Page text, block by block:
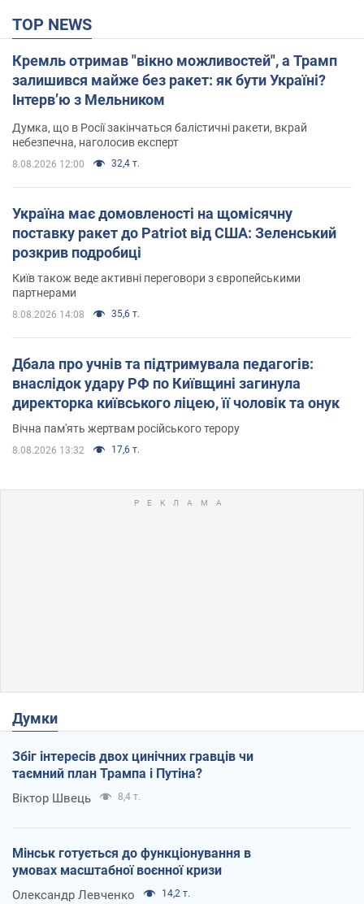
TOP NEWS
Кремль отримав "вікно можливостей", а Трамп
залишився майже без ракет: як бути Україні?
Інтерв’ю з Мельником
Думка, що в Росії закінчаться балістичні ракети, вкрай
небезпечна, наголосив експерт
8.08.2026 12:00 32,4 т.
Україна має домовленості на щомісячну
поставку ракет до Patriot від США: Зеленський
розкрив подробиці
Київ також веде активні переговори з європейськими
партнерами
8.08.2026 14:08 35,6 т.
Дбала про учнів та підтримувала педагогів:
внаслідок удару РФ по Київщині загинула
директорка київського ліцею, її чоловік та онук
Вічна пам'ять жертвам російського терору
8.08.2026 13:32 17,6 т.
Думки
Збіг інтересів двох цинічних гравців чи
таємний план Трампа і Путіна?
Віктор Швець 8,4 т.
Мінськ готується до функціонування в
умовах масштабної воєнної кризи
Олександр Левченко 14,2 т.